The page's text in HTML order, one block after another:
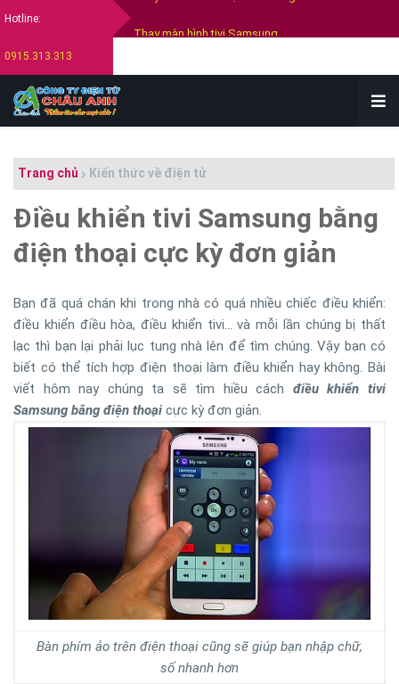
Hotline:
0915.313.313
Thu mua tivi cũ hỏng tại hải dương
Trang chủ Kiến thức về điện tử
Điều khiển tivi Samsung bằng
điện thoại cực kỳ đơn giản
Bạn đã quá chán khi trong nhà có quá nhiều chiếc điều khiển:
điều khiển điều hòa, điều khiển tivi... và mỗi lần chúng bị thất
lạc thì bạn lại phải lục tung nhà lên để tìm chúng. Vậy bạn có
biết có thể tích hợp điện thoại làm điều khiển hay không. Bài
viết hôm nay chúng ta sẽ tìm hiều cách điều khiển tivi
Samsung bằng điện thoại cực kỳ đơn giản.
Bàn phím ảo trên điện thoại cũng sẽ giúp bạn nhập chữ,
số nhanh hơn